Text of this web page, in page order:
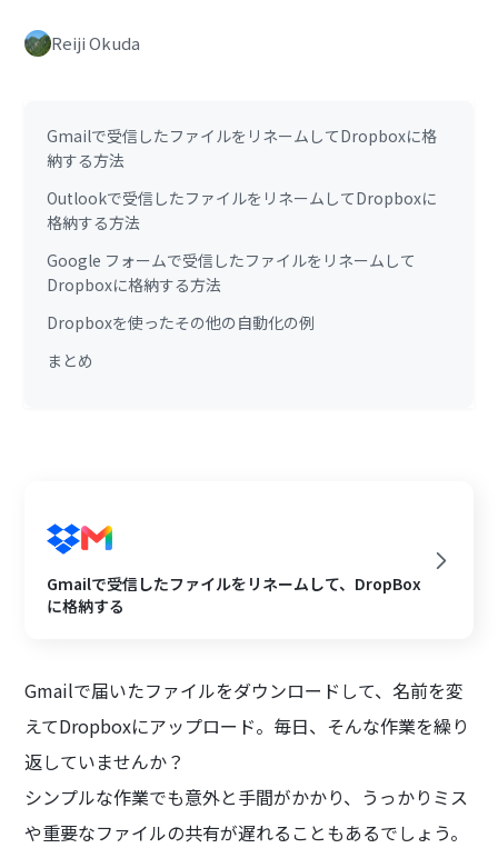
Reiji Okuda
Gmailで受信したファイルをリネームしてDropboxに格
納する方法
Outlookで受信したファイルをリネームしてDropboxに
格納する方法
Google フォームで受信したファイルをリネームして
Dropboxに格納する方法
Dropboxを使ったその他の自動化の例
まとめ
Gmailで受信したファイルをリネームして、DropBox
に格納する
Gmailで届いたファイルをダウンロードして、名前を変
えてDropboxにアップロード。毎日、そんな作業を繰り
返していませんか？
シンプルな作業でも意外と手間がかかり、うっかりミス
や重要なファイルの共有が遅れることもあるでしょう。